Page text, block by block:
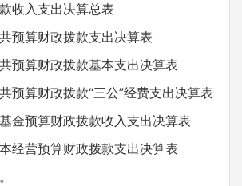
入支出决算总表
算财政拨款支出决算表
算财政拨款基本支出决算表
算财政拨款“三公”经费支出决算表
预算财政拨款收入支出决算表
营预算财政拨款支出决算表